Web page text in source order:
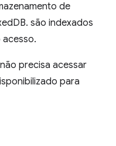
de
são indexados
precisa acessar
para